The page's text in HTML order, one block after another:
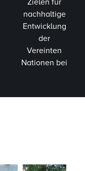
Zielen für
nachhaltige
Entwicklung
der
Vereinten
Nationen bei